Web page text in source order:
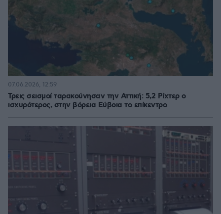
Τρεις σεισμοί ταρακούνησαν την Αττική: 5,2 Ρίχτερ ο
ισχυρότερος, στην βόρεια Εύβοια το επίκεντρο
07.06.2026, 12:59